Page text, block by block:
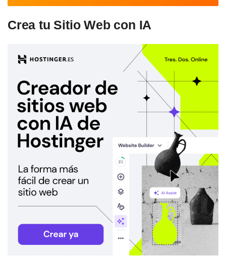
Crea tu Sitio Web con IA